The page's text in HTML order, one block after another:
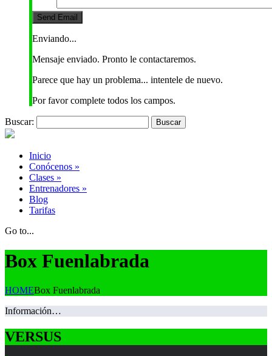
Enviando...
Mensaje enviado. Pronto le contactaremos.
Parece que hay un problema... intentele de nuevo.
Por favor complete todos los campos.
Buscar:
Inicio
Conócenos »
Clases »
Entrenadores »
Blog
Tarifas
Go to...
Box Fuenlabrada
HOMEBox Fuenlabrada
Información…
VERSUS